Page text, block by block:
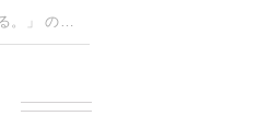
[大阪・南河内の情報紙「らくうぇる。」 の編集部ブログ] 2026/07/23 19:32